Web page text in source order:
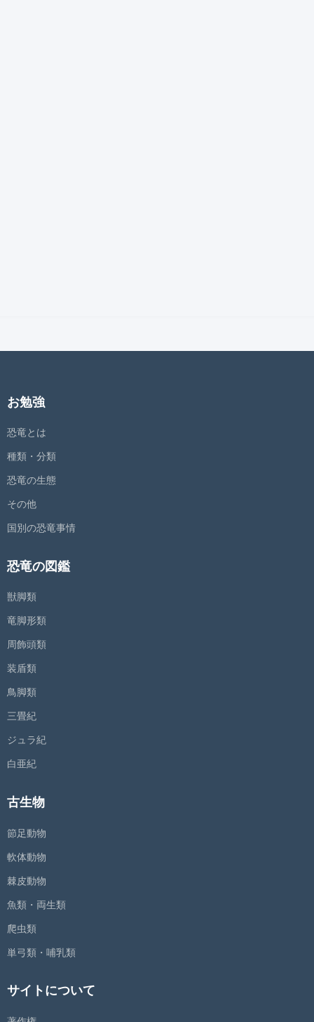
お勉強
恐竜とは
種類・分類
恐竜の生態
その他
国別の恐竜事情
恐竜の図鑑
獣脚類
竜脚形類
周飾頭類
装盾類
鳥脚類
三畳紀
ジュラ紀
白亜紀
古生物
節足動物
軟体動物
棘皮動物
魚類・両生類
爬虫類
単弓類・哺乳類
サイトについて